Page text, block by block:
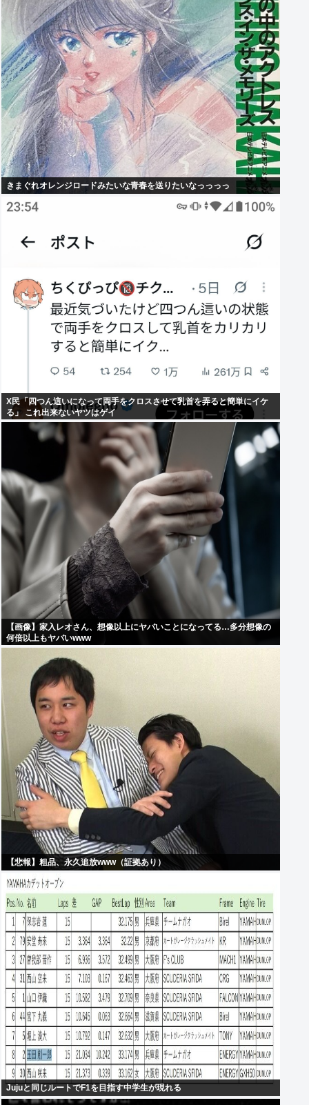
きまぐれオレンジロードみたいな青春を送りたいなっっっっ
X民「四つん這いになって両手をクロスさせて乳首を弄ると簡単にイケ
る」 これ出来ないヤツはゲイ
【画像】家入レオさん、想像以上にヤバいことになってる…多分想像の
何倍以上もヤバいwww
【悲報】粗品、永久追放www（証拠あり）
Jujuと同じルートでF1を目指す中学生が現れる